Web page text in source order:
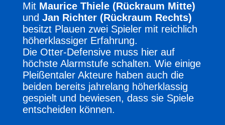
Mit Maurice Thiele (Rückraum Mitte)
und Jan Richter (Rückraum Rechts)
besitzt Plauen zwei Spieler mit reichlich
höherklassiger Erfahrung.
Die Otter-Defensive muss hier auf
höchste Alarmstufe schalten. Wie einige
Pleißentaler Akteure haben auch die
beiden bereits jahrelang höherklassig
gespielt und bewiesen, dass sie Spiele
entscheiden können.